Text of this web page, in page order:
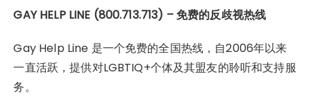
GAY HELP LINE (800.713.713) – 免费的反歧视热线
Gay Help Line 是一个免费的全国热线，自2006年以来
一直活跃，提供对LGBTIQ+个体及其盟友的聆听和支持服
务。